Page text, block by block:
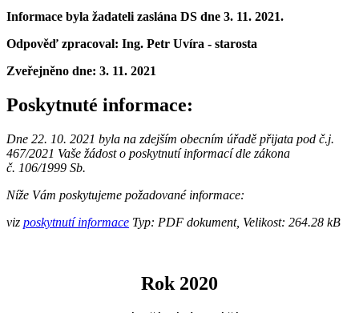
Informace byla žadateli zaslána DS dne 3. 11. 2021.
Odpověď zpracoval: Ing. Petr Uvíra - starosta
Zveřejněno dne: 3. 11. 2021
Poskytnuté informace:
Dne 22. 10. 2021 byla na zdejším obecním úřadě přijata pod č.j.
467/2021 Vaše žádost o poskytnutí informací dle zákona
č. 106/1999 Sb.
Níže Vám poskytujeme požadované informace:
viz poskytnutí informace Typ: PDF dokument, Velikost: 264.28 kB
Rok 2020